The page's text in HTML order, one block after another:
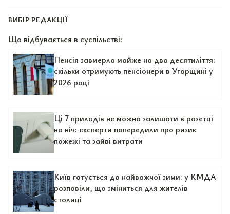
ВИБІР РЕДАКЦІЇ
Що відбувається в суспільстві:
Пенсія завмерла майже на два десятиліття:
скільки отримують пенсіонери в Угорщині у
2026 році
Ці 7 приладів не можна залишати в розетці
на ніч: експерти попередили про ризик
пожежі та зайві витрати
Київ готується до найважчої зими: у КМДА
розповіли, що зміниться для жителів
столиці